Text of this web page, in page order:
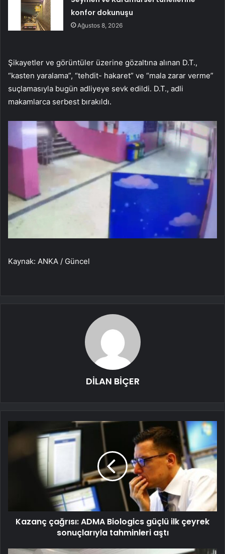
konfor dokunuşu
Ağustos 8, 2026
Şikayetler ve görüntüler üzerine gözaltına alınan D.T.,
“kasten yaralama”, “tehdit- hakaret” ve “mala zarar verme”
suçlamasıyla bugün adliyeye sevk edildi. D.T., adli
makamlarca serbest bırakıldı.
Kaynak: ANKA / Güncel
DİLAN BİÇER
Kazanç çağrısı: ADMA Biologics güçlü ilk çeyrek
sonuçlarıyla tahminleri aştı